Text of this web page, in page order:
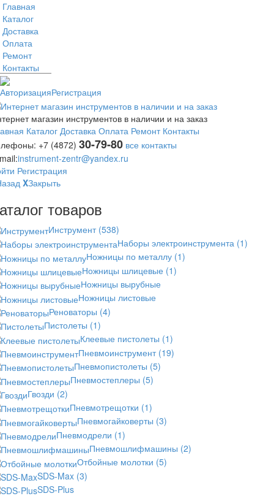
Главная
Каталог
Доставка
Оплата
Ремонт
Контакты
АвторизацияРегистрация
магазин инструментов в наличии и на заказ
Каталог Доставка Оплата Ремонт Контакты
+7 (4872) 30-79-80 все контакты
instrument-zentr@yandex.ru
Регистрация
XЗакрыть
товаров
Инструмент (538)
Наборы электроинструмента (1)
Ножницы по металлу (1)
Ножницы шлицевые (1)
Ножницы вырубные
Ножницы листовые
Реноваторы (4)
Пистолеты (1)
Клеевые пистолеты (1)
Пневмоинструмент (19)
Пневмопистолеты (5)
Пневмостеплеры (5)
Гвозди (2)
Пневмотрещотки (1)
Пневмогайковерты (3)
Пневмодрели (1)
Пневмошлифмашины (2)
Отбойные молотки (5)
SDS-Max (3)
SDS-Plus